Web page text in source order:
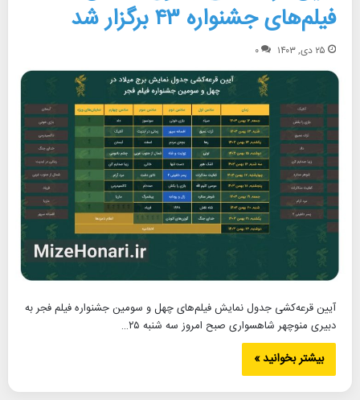
فیلم‌های جشنواره ۴۳ برگزار شد
۲۵ دی, ۱۴۰۳ ۰
آیین قرعه‌کشی جدول نمایش فیلم‌های چهل و سومین جشنواره فیلم فجر به
دبیری منوچهر شاهسواری صبح امروز سه شنبه ۲۵…
بیشتر بخوانید »